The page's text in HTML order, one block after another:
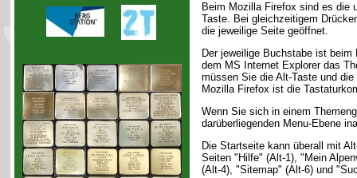
Beim Mozilla Firefox sind es die
Taste. Bei gleichzeitigem
die jeweilige Seite geöffnet.
Der jeweilige Buchstabe ist
dem MS Internet Explorer das
müssen Sie die Alt-Taste und
Mozilla Firefox ist die
Wenn Sie sich in einem
darüberliegenden Menu-Ebene
Die Startseite kann überall mit
Seiten "Hilfe" (Alt-1), "Mein
(Alt-4), "Sitemap" (Alt-6) und